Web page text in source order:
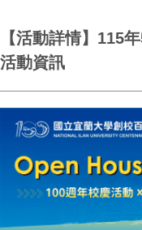
【活動詳情】115
活動資訊